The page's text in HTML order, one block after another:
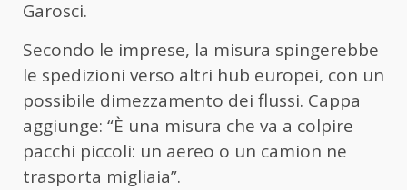
Garosci.
Secondo le imprese, la misura spingerebbe
le spedizioni verso altri hub europei, con un
possibile dimezzamento dei flussi. Cappa
aggiunge: “È una misura che va a colpire
pacchi piccoli: un aereo o un camion ne
trasporta migliaia”.